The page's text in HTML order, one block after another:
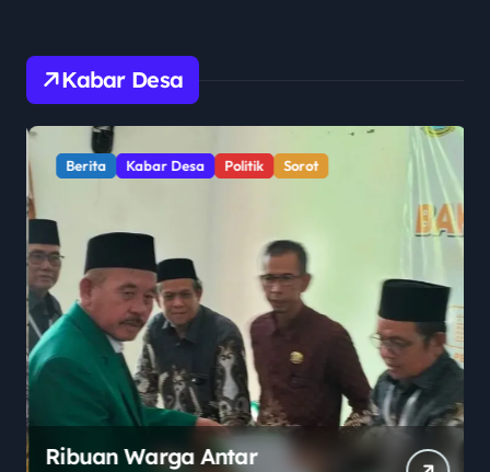
Kabar Desa
Berita Kabar Desa Politik Sorot
Ribuan Warga Antar